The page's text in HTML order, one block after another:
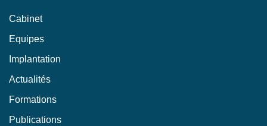
Cabinet
Equipes
Implantation
Actualités
Formations
Publications